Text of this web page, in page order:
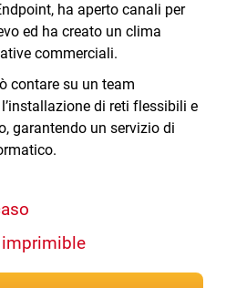
ha aperto canali per
ed ha creato un clima
commerciali.
contare su un team
di reti flessibili e
garantendo un servizio di
imprimible